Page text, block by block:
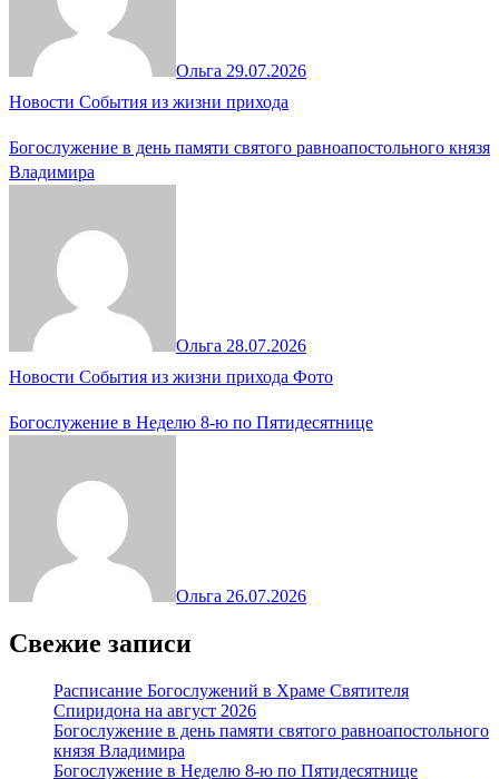
Ольга 29.07.2026
Новости События из жизни прихода
Богослужение в день памяти святого равноапостольного князя
Владимира
Ольга 28.07.2026
Новости События из жизни прихода Фото
Богослужение в Неделю 8-ю по Пятидесятнице
Ольга 26.07.2026
Свежие записи
Расписание Богослужений в Храме Святителя
Спиридона на август 2026
Богослужение в день памяти святого равноапостольного
князя Владимира
Богослужение в Неделю 8-ю по Пятидесятнице